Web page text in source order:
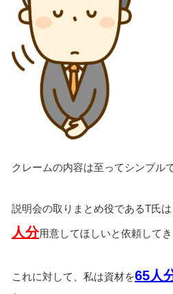
クレームの内容は至ってシンプルで
説明会の取りまとめ役であるT氏
人分用意してほしいと依頼してき
これに対して、私は資材を65人